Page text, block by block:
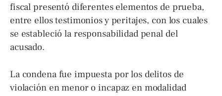
fiscal presentó diferentes elementos de prueba,
entre ellos testimonios y peritajes, con los cuales
se estableció la responsabilidad penal del
acusado.
La condena fue impuesta por los delitos de
violación en menor o incapaz en modalidad